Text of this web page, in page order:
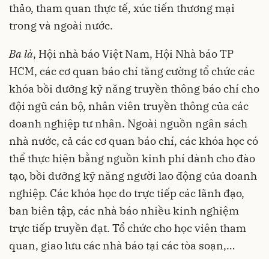
thảo, tham quan thực tế, xúc tiến thương mại
trong và ngoài nước.
Ba là, Hội nhà báo Việt Nam, Hội Nhà báo TP
HCM, các cơ quan báo chí tăng cường tổ chức các
khóa bồi dưỡng kỹ năng truyền thông báo chí cho
đội ngũ cán bộ, nhân viên truyền thông của các
doanh nghiệp tư nhân. Ngoài nguồn ngân sách
nhà nước, cả các cơ quan báo chí, các khóa học có
thể thực hiện bằng nguồn kinh phí dành cho đào
tạo, bồi dưỡng kỹ năng người lao động của doanh
nghiệp. Các khóa học do trực tiếp các lãnh đạo,
ban biên tập, các nhà báo nhiều kinh nghiệm
trực tiếp truyền đạt. Tổ chức cho học viên tham
quan, giao lưu các nhà báo tại các tòa soạn,…